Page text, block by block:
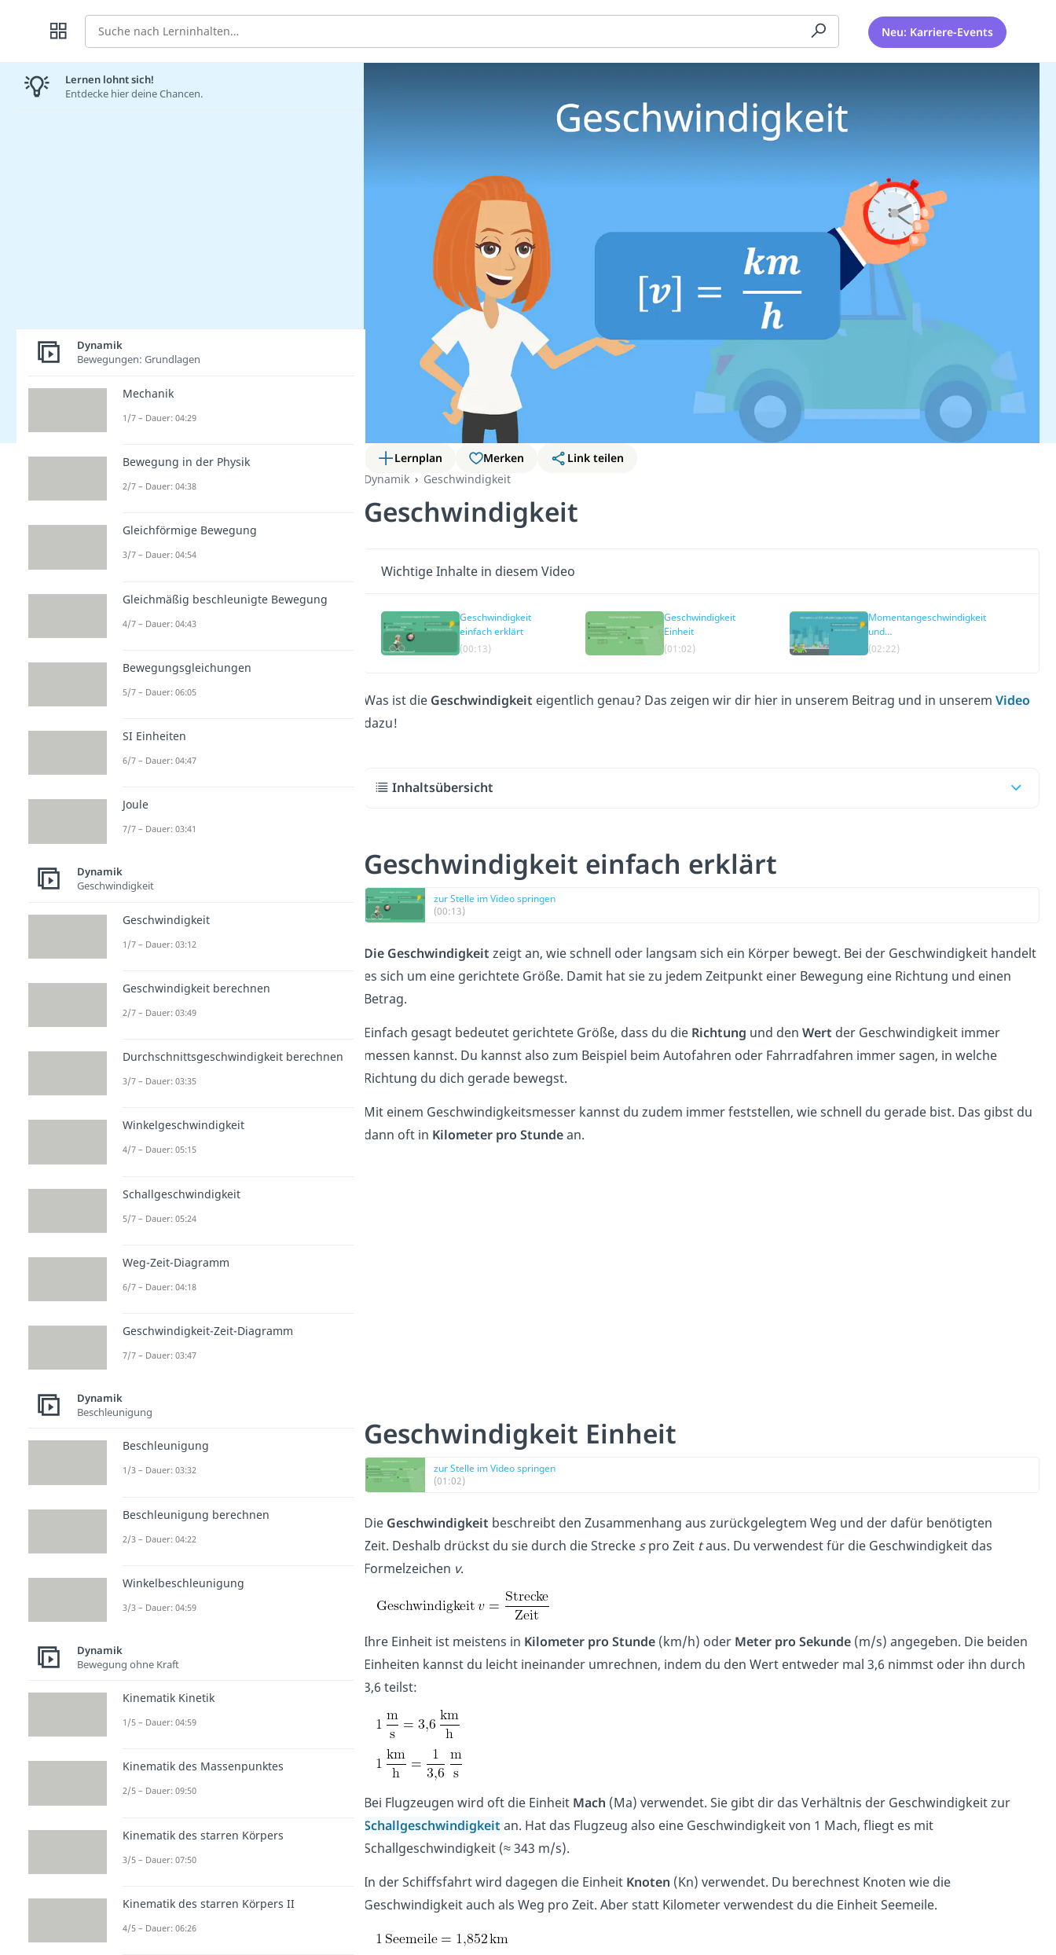
Suche Neu: Karriere-Events
Lernplan Merken
Link teilen
Dynamik
Geschwindigkeit
Geschwindigkeit
Wichtige Inhalte in diesem Video
Geschwindigkeit
einfach erklärt
(00:13)
Geschwindigkeit
Einheit
(01:02)
Momentangeschwindigkeit
und
Durchschnittsgeschwindigkeit
(02:22)
Was ist die Geschwindigkeit eigentlich genau? Das zeigen wir dir hier in unserem Beitrag und in unserem Video
dazu!
Inhaltsübersicht
Geschwindigkeit einfach erklärt
zur Stelle im Video springen
(00:13)
Die Geschwindigkeit zeigt an, wie schnell oder langsam sich ein Körper bewegt. Bei der Geschwindigkeit handelt
es sich um eine gerichtete Größe. Damit hat sie zu jedem Zeitpunkt einer Bewegung eine Richtung und einen
Betrag.
Einfach gesagt bedeutet gerichtete Größe, dass du die Richtung und den Wert der Geschwindigkeit immer
messen kannst. Du kannst also zum Beispiel beim Autofahren oder Fahrradfahren immer sagen, in welche
Richtung du dich gerade bewegst.
Mit einem Geschwindigkeitsmesser kannst du zudem immer feststellen, wie schnell du gerade bist. Das gibst du
dann oft in Kilometer pro Stundean.
Geschwindigkeit Einheit
zur Stelle im Video springen
(01:02)
Die Geschwindigkeit beschreibt den Zusammenhang aus zurückgelegtem Weg und der dafür benötigten
Zeit. Deshalb drückst du sie durch die Strecke spro Zeit taus. Du verwendest für die Geschwindigkeit das
Formelzeichen v.
Ihre Einheit ist meistens in Kilometer pro Stunde (km/h) oder Meter pro Sekunde (m/s) angegeben. Die beiden
Einheiten kannst du leicht ineinander umrechnen, indem du den Wert entweder mal 3,6 nimmst oder ihn durch
3,6 teilst:
Bei Flugzeugen wird oft die Einheit Mach (Ma) verwendet. Sie gibt dir das Verhältnis der Geschwindigkeit zur
Schallgeschwindigkeit an. Hat das Flugzeug also eine Geschwindigkeit von 1 Mach, fliegt es mit
Schallgeschwindigkeit (≈ 343 m/s).
In der Schiffsfahrt wird dagegen die Einheit Knoten (Kn) verwendet. Du berechnest Knoten wie die
Geschwindigkeit auch als Weg pro Zeit. Aber statt Kilometer verwendest du die Einheit Seemeile.
Lernen lohnt sich!
Entdecke hier deine Chancen.
Dynamik
Bewegungen: Grundlagen
Mechanik
1/7 – Dauer: 04:29
Bewegung in der Physik
2/7 – Dauer: 04:38
Gleichförmige Bewegung
3/7 – Dauer: 04:54
Gleichmäßig beschleunigte Bewegung
4/7 – Dauer: 04:43
Bewegungsgleichungen
5/7 – Dauer: 06:05
SI Einheiten
6/7 – Dauer: 04:47
Joule
7/7 – Dauer: 03:41
Dynamik
Geschwindigkeit
Geschwindigkeit
1/7 – Dauer: 03:12
Geschwindigkeit berechnen
2/7 – Dauer: 03:49
Durchschnittsgeschwindigkeit berechnen
3/7 – Dauer: 03:35
Winkelgeschwindigkeit
4/7 – Dauer: 05:15
Schallgeschwindigkeit
5/7 – Dauer: 05:24
Weg-Zeit-Diagramm
6/7 – Dauer: 04:18
Geschwindigkeit-Zeit-Diagramm
7/7 – Dauer: 03:47
Dynamik
Beschleunigung
Beschleunigung
1/3 – Dauer: 03:32
Beschleunigung berechnen
2/3 – Dauer: 04:22
Winkelbeschleunigung
3/3 – Dauer: 04:59
Dynamik
Bewegung ohne Kraft
Kinematik Kinetik
1/5 – Dauer: 04:59
Kinematik des Massenpunktes
2/5 – Dauer: 09:50
Kinematik des starren Körpers
3/5 – Dauer: 07:50
Kinematik des starren Körpers II
4/5 – Dauer: 06:26